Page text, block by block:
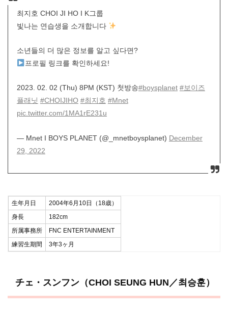
최지호 CHOI JI HO I K그룹
빛나는 연습생을 소개합니다
소년들의 더 많은 정보를 알고 싶다면?
프로필 링크를 확인하세요!
2023. 02. 02 (Thu) 8PM (KST) 첫방송#boysplanet #보이즈
플래닛 #CHOIJIHO #최지호 #Mnet
pic.twitter.com/1MA1rE231u
— Mnet I BOYS PLANET (@_mnetboysplanet) December
29, 2022
生年月日
2004年6月10日（18歳）
身長
182cm
所属事務所
FNC ENTERTAINMENT
練習生期間
3年3ヶ月
チェ・スンフン（CHOI SEUNG HUN／최승훈）